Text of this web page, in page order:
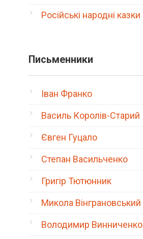
Російські народні казки
Письменники
Іван Франко
Василь Королів-Старий
Євген Гуцало
Степан Васильченко
Григір Тютюнник
Микола Вінграновський
Володимир Винниченко